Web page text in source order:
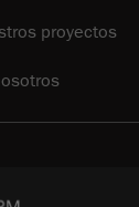
proyectos